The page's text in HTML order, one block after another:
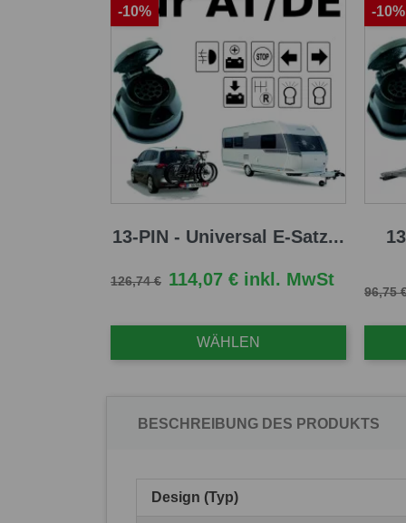
13-PIN - Universal E-Satz...
Verkaufspreis
126,74 € Preis
114,07 € inkl. MwSt
WÄHLEN
-10%
96,75
-10%
BESCHREIBUNG DES PRODUKTS
Design (Typ)